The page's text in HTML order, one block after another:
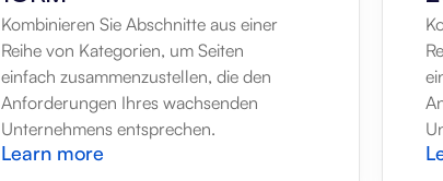
Kombinieren Sie Abschnitte aus einer
Reihe von Kategorien, um Seiten
einfach zusammenzustellen, die den
Anforderungen Ihres wachsenden
Unternehmens entsprechen.
Learn more